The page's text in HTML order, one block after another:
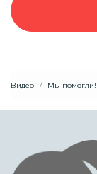
Видео Мы помогли!